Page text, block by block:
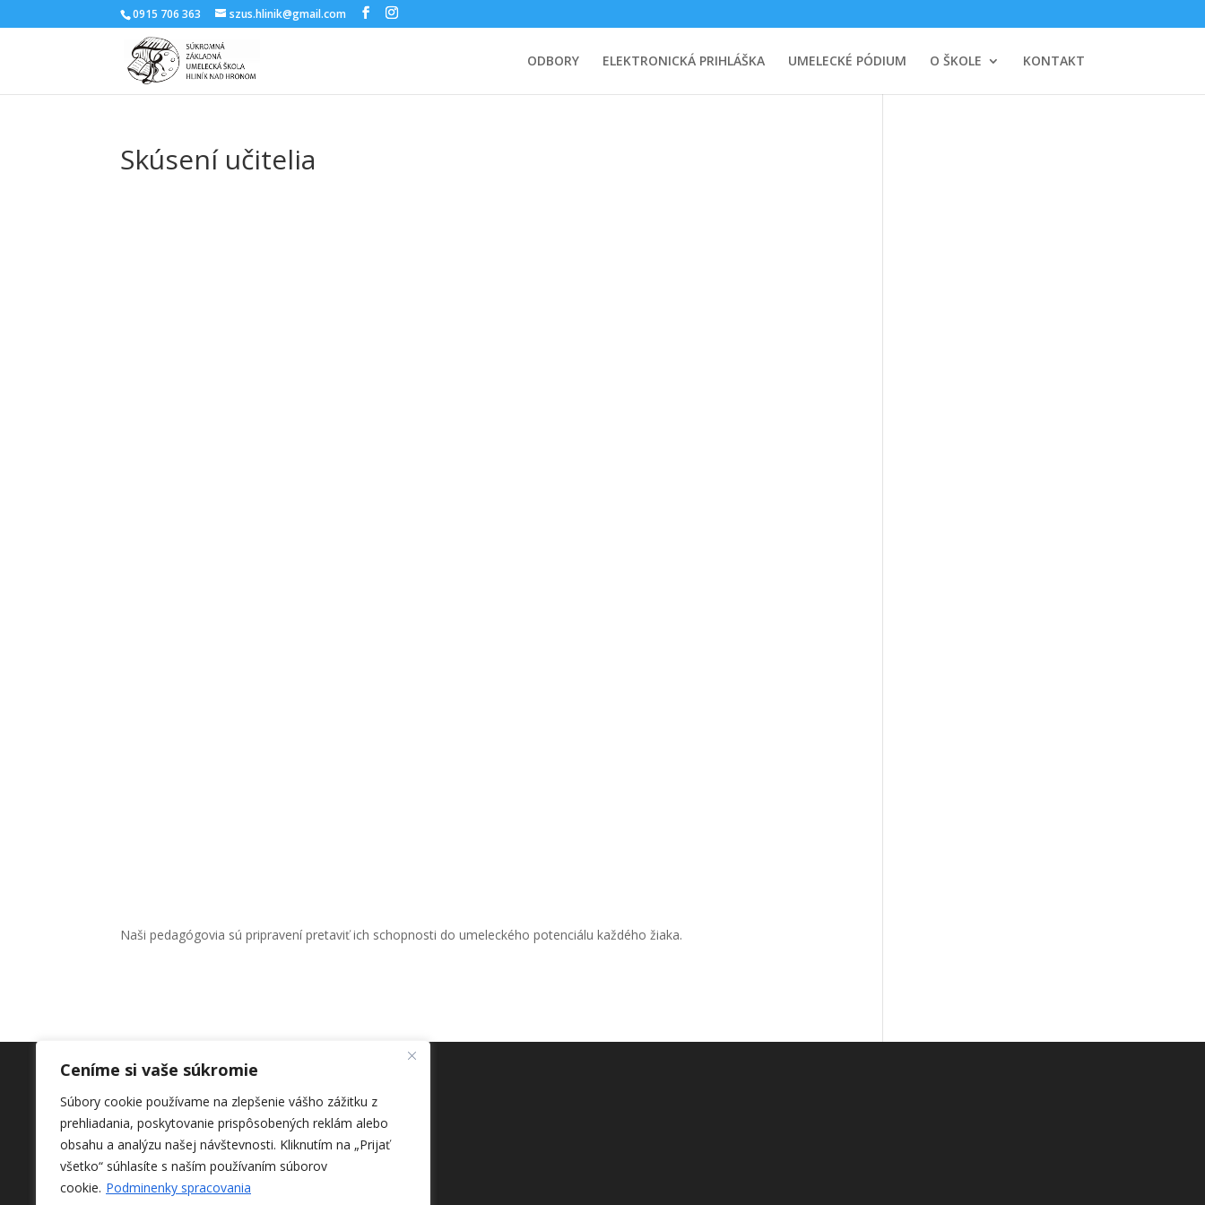
Ceníme si vaše súkromie
Súbory cookie používame na zlepšenie vášho zážitku z
prehliadania, poskytovanie prispôsobených reklám alebo
obsahu a analýzu našej návštevnosti. Kliknutím na „Prijať
všetko“ súhlasíte s naším používaním súborov
cookie. Podminenky spracovania
0915 706 363 szus.hlinik@gmail.com
ODBORY ELEKTRONICKÁ PRIHLÁŠKA UMELECKÉ PÓDIUM O ŠKOLE KONTAKT
Skúsení učitelia
Naši pedagógovia sú pripravení pretaviť ich schopnosti do umeleckého potenciálu každého žiaka.
DOMOV
ODBORY
SPRACOVANIE OSOBNÝCH ÚDAJOV
KONTAKT